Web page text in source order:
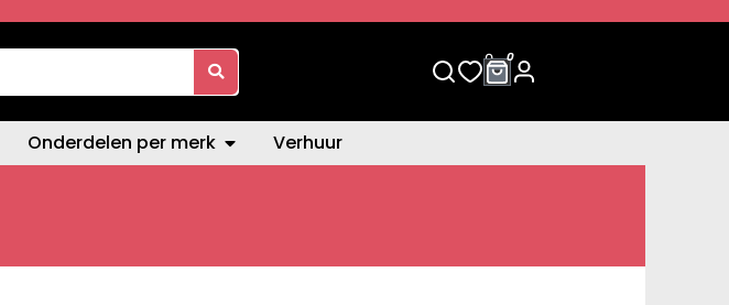
0 0
Onderdelen per merk Verhuur